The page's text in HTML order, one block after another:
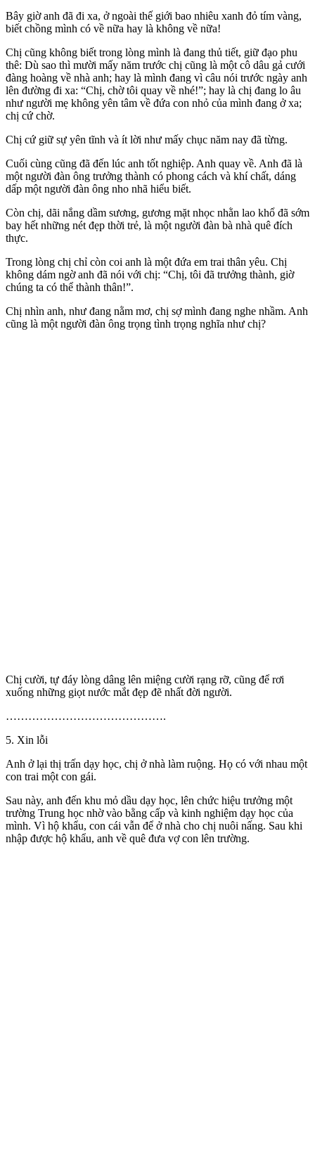
Bây giờ anh đã đi xa, ở ngoài thế giới bao nhiêu xanh đỏ tím vàng,
biết chồng mình có về nữa hay là không về nữa!
Chị cũng không biết trong lòng mình là đang thủ tiết, giữ đạo phu
thê: Dù sao thì mười mấy năm trước chị cũng là một cô dâu gả cưới
đàng hoàng về nhà anh; hay là mình đang vì câu nói trước ngày anh
lên đường đi xa: “Chị, chờ tôi quay về nhé!”; hay là chị đang lo âu
như người mẹ không yên tâm về đứa con nhỏ của mình đang ở xa;
chị cứ chờ.
Chị cứ giữ sự yên tĩnh và ít lời như mấy chục năm nay đã từng.
Cuối cùng cũng đã đến lúc anh tốt nghiệp. Anh quay về. Anh đã là
một người đàn ông trưởng thành có phong cách và khí chất, dáng
dấp một người đàn ông nho nhã hiểu biết.
Còn chị, dãi nắng dầm sương, gương mặt nhọc nhằn lao khổ đã sớm
bay hết những nét đẹp thời trẻ, là một người đàn bà nhà quê đích
thực.
Trong lòng chị chỉ còn coi anh là một đứa em trai thân yêu. Chị
không dám ngờ anh đã nói với chị: “Chị, tôi đã trưởng thành, giờ
chúng ta có thể thành thân!”.
Chị nhìn anh, như đang nằm mơ, chị sợ mình đang nghe nhầm. Anh
cũng là một người đàn ông trọng tình trọng nghĩa như chị?
Chị cười, tự đáy lòng dâng lên miệng cười rạng rỡ, cũng để rơi
xuống những giọt nước mắt đẹp đẽ nhất đời người.
…………………………………….
5. Xin lỗi
Anh ở lại thị trấn dạy học, chị ở nhà làm ruộng. Họ có với nhau một
con trai một con gái.
Sau này, anh đến khu mỏ dầu dạy học, lên chức hiệu trưởng một
trường Trung học nhờ vào bằng cấp và kinh nghiệm dạy học của
mình. Vì hộ khẩu, con cái vẫn để ở nhà cho chị nuôi nấng. Sau khi
nhập được hộ khẩu, anh về quê đưa vợ con lên trường.